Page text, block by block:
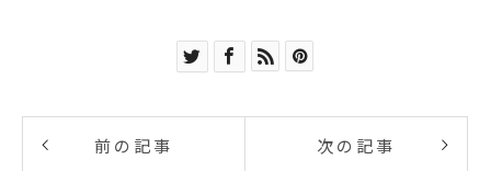
前の記事 次の記事